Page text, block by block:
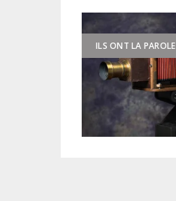
ILS ONT LA PAROLE